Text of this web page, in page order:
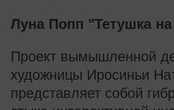
Луна Попп "Тетушка
Проект вымышленной
художницы Иросиньи
представляет собой